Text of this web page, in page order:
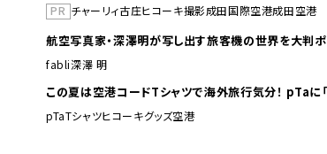
PR チャーリィ古庄ヒコーキ撮影成田国際空港成田空港
航空写真家・深澤明が写し出す旅客機の世界を大判ポ
fabli深澤 明
この夏は空
pTaTシャツヒコーキグッズ空港